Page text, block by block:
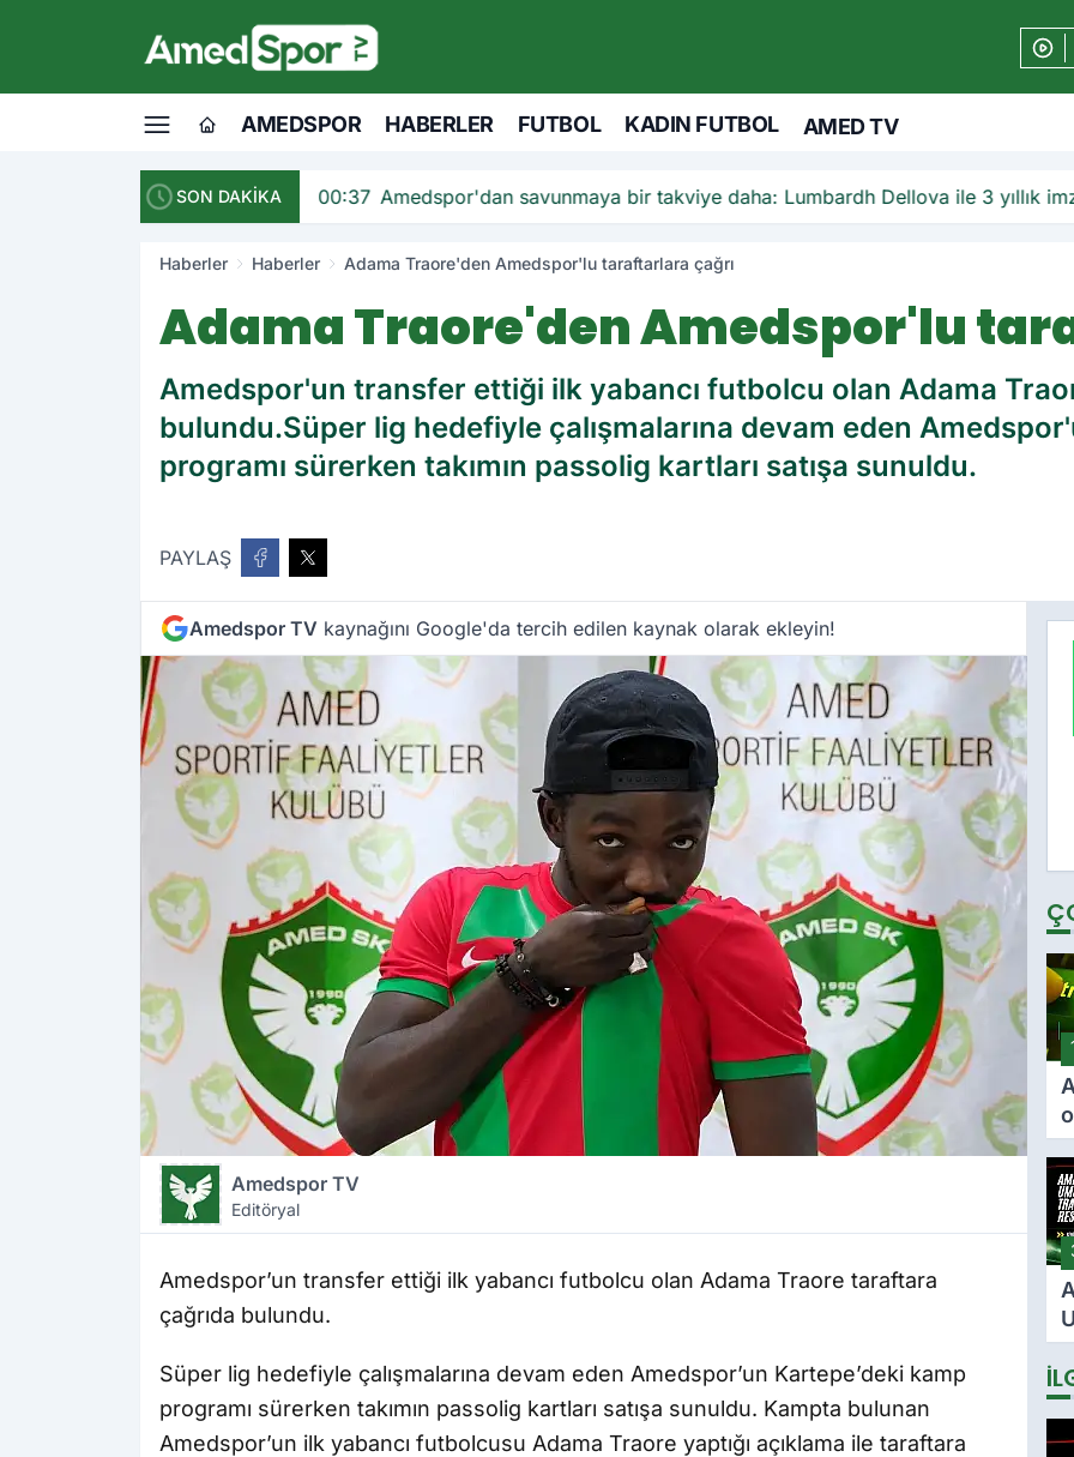
AMEDSPOR HABERLER FUTBOL KADIN FUTBOL AMED TV
SON DAKİKA 00:37 Amedspor'dan savunmaya bir takviye daha: Lumbardh Dellova ile 3 yıllık
Haberler Haberler Adama Traore'den Amedspor'lu taraftarlara çağrı
Adama Traore'den Amedspor'lu
Amedspor'un transfer ettiği ilk yabancı futbolcu olan Adama
bulundu.Süper lig hedefiyle çalışmalarına devam eden
programı sürerken takımın passolig kartları satışa sunuldu.
PAYLAŞ
Amedspor TV kaynağını Google'da tercih edilen kaynak olarak ekleyin!
Amedspor TV
Editöryal
Amedspor’un transfer ettiği ilk yabancı futbolcu olan Adama Traore taraftara
çağrıda bulundu.
Süper lig hedefiyle çalışmalarına devam eden Amedspor’un Kartepe’deki kamp
programı sürerken takımın passolig kartları satışa sunuldu. Kampta bulunan
Amedspor’un ilk yabancı futbolcusu Adama Traore yaptığı açıklama ile taraftara